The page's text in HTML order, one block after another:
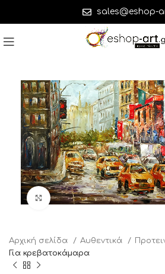
sales@eshop-
Click to enlarge
Αρχική σελίδα Αυθεντικά
Για κρεβατοκάμαρα